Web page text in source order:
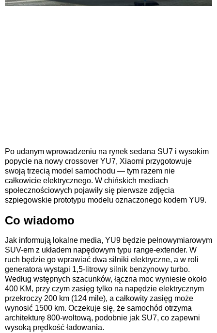
Po udanym wprowadzeniu na rynek sedana SU7 i wysokim
popycie na nowy crossover YU7, Xiaomi przygotowuje
swoją trzecią model samochodu — tym razem nie
całkowicie elektrycznego. W chińskich mediach
społecznościowych pojawiły się pierwsze zdjęcia
szpiegowskie prototypu modelu oznaczonego kodem YU9.
Co wiadomo
Jak informują lokalne media, YU9 będzie pełnowymiarowym
SUV-em z układem napędowym typu range-extender. W
ruch będzie go wprawiać dwa silniki elektryczne, a w roli
generatora wystąpi 1,5-litrowy silnik benzynowy turbo.
Według wstępnych szacunków, łączna moc wyniesie około
400 KM, przy czym zasięg tylko na napędzie elektrycznym
przekroczy 200 km (124 mile), a całkowity zasięg może
wynosić 1500 km. Oczekuje się, że samochód otrzyma
architekturę 800-woltową, podobnie jak SU7, co zapewni
wysoką prędkość ładowania.